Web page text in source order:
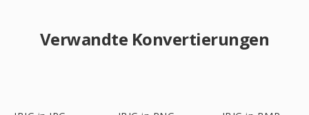
Verwandte Konvertierungen